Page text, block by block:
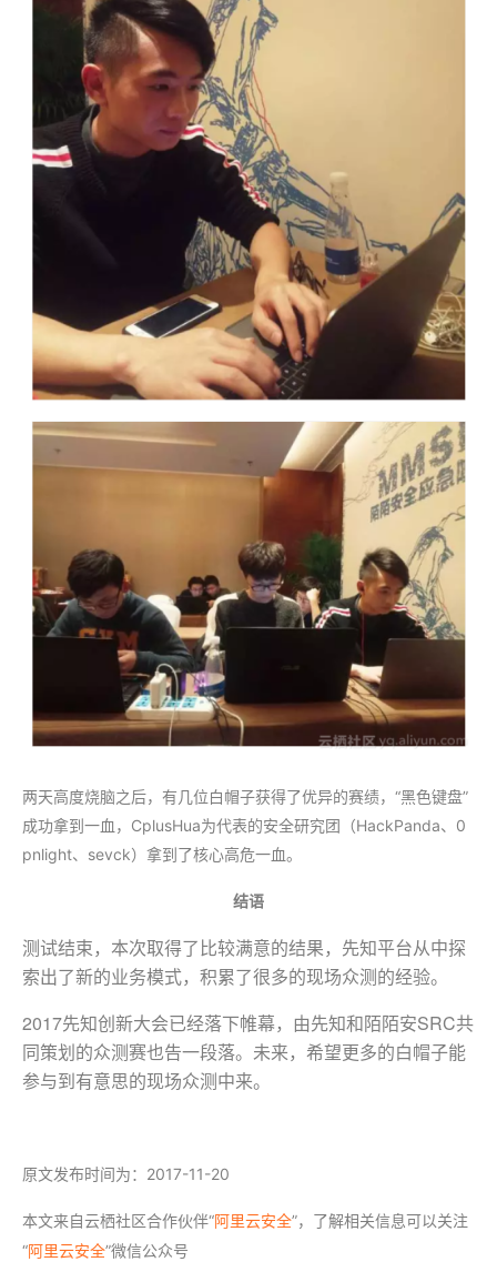
两天高度烧脑之后，有几位白帽子获得了优异的赛绩，“黑色键盘”
成功拿到一血，CplusHua为代表的安全研究团（HackPanda、0
pnlight、sevck）拿到了核心高危一血。
结语
测试结束，本次取得了比较满意的结果，先知平台从中探
索出了新的业务模式，积累了很多的现场众测的经验。
2017先知创新大会已经落下帷幕，由先知和陌陌安SRC共
同策划的众测赛也告一段落。未来，希望更多的白帽子能
参与到有意思的现场众测中来。
原文发布时间为：2017-11-20
本文来自云栖社区合作伙伴“阿里云安全”，了解相关信息可以关注
“阿里云安全”微信公众号